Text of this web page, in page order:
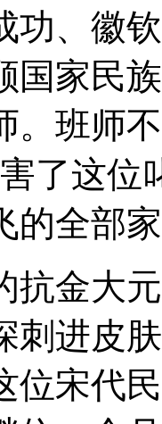
功、徽
国家民
。班师
了这位
的全部
金大元
刺进皮
位宋代